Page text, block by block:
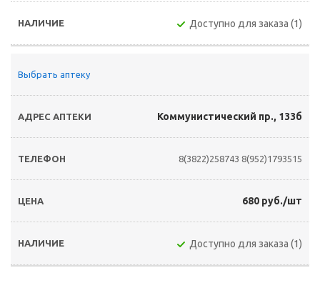
Доступно для заказа (1)
Выбрать аптеку
Коммунистический пр., 133б
8(3822)258743 8(952)1793515
680 руб./шт
Доступно для заказа (1)